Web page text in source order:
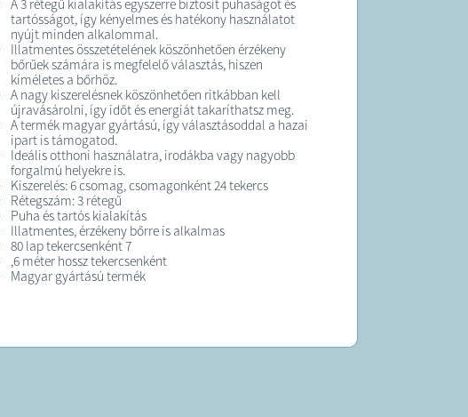
A 3 rétegű kialakítás egyszerre biztosít puhaságot és
tartósságot, így kényelmes és hatékony használatot
nyújt minden alkalommal.
Illatmentes összetételének köszönhetően érzékeny
bőrűek számára is megfelelő választás, hiszen
kíméletes a bőrhöz.
A nagy kiszerelésnek köszönhetően ritkábban kell
újravásárolni, így időt és energiát takaríthatsz meg.
A termék magyar gyártású, így választásoddal a hazai
ipart is támogatod.
Ideális otthoni használatra, irodákba vagy nagyobb
forgalmú helyekre is.
Kiszerelés: 6 csomag, csomagonként 24 tekercs
Rétegszám: 3 rétegű
Puha és tartós kialakítás
Illatmentes, érzékeny bőrre is alkalmas
80 lap tekercsenként 7
,6 méter hossz tekercsenként
Magyar gyártású termék